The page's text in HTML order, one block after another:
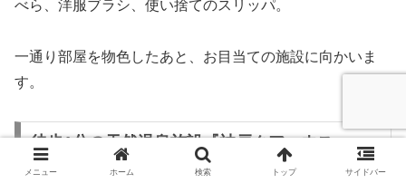
べら、洋服ブラシ、使い捨てのスリッパ。
一通り部屋を物色したあと、お目当ての施設に向かいま
す。
徒歩1分の天然温泉施設『神戸クアハウス』
(2024年現在休館中）
メニュー ホーム 検索 トップ サイドバー